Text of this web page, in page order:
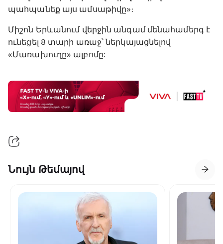
պահպանեք այս ամսաթիվը»։
Միշոն Երևանում վերջին անգամ մենահամերգ է
ունեցել 8 տարի առաջ՝ ներկայացնելով
«Մառախուղը» ալբոմը:
Նույն Թեմայով